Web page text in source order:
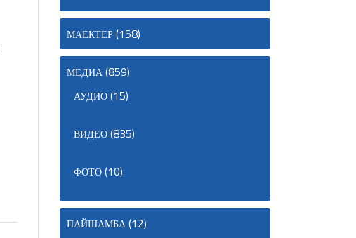
МАЕКТЕР(158)
МЕДИА(859)
АУДИО(15)
ВИДЕО(835)
ФОТО(10)
ПАЙШАМБА(12)